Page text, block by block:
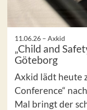
11.06.26 – Axkid
„Child and
Göteborg
Axkid lädt heute
Conference“
Mal bringt der